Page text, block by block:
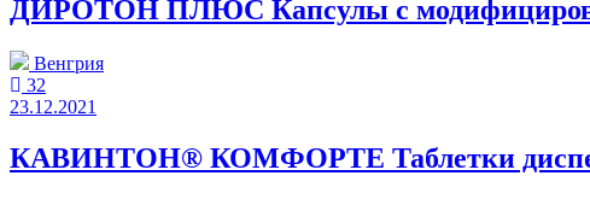
ДИРОТОН ПЛЮС Капсулы с
Венгрия
32
23.12.2021
КАВИНТОН® КОМФОРТЕ Таблетки